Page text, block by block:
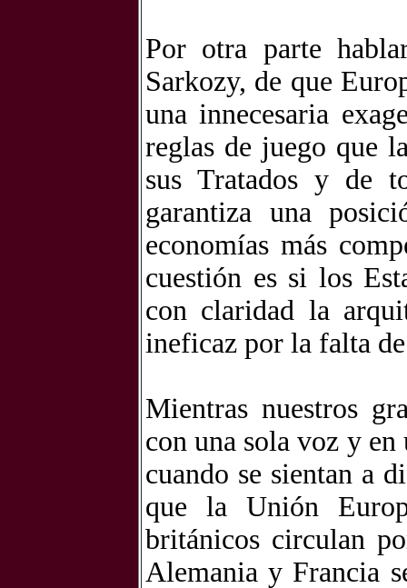
Por otra parte
Sarkozy, de que
una innecesaria
reglas de juego que
sus Tratados y de
garantiza una
economías más
cuestión es si los
con claridad la
ineficaz por la falta
Mientras nuestros
con una sola voz y
cuando se sientan a
que la Unión
británicos circulan
Alemania y Francia